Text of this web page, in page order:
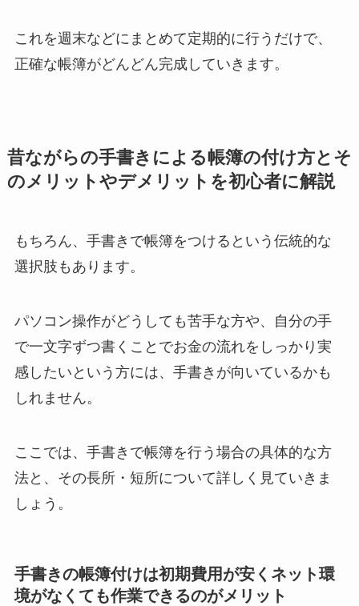
これを週末などにまとめて定期的に行うだけで、
正確な帳簿がどんどん完成していきます。
昔ながらの手書きによる帳簿の付け方とそ
のメリットやデメリットを初心者に解説
もちろん、手書きで帳簿をつけるという伝統的な
選択肢もあります。
パソコン操作がどうしても苦手な方や、自分の手
で一文字ずつ書くことでお金の流れをしっかり実
感したいという方には、手書きが向いているかも
しれません。
ここでは、手書きで帳簿を行う場合の具体的な方
法と、その長所・短所について詳しく見ていきま
しょう。
手書きの帳簿付けは初期費用が安くネット環
境がなくても作業できるのがメリット